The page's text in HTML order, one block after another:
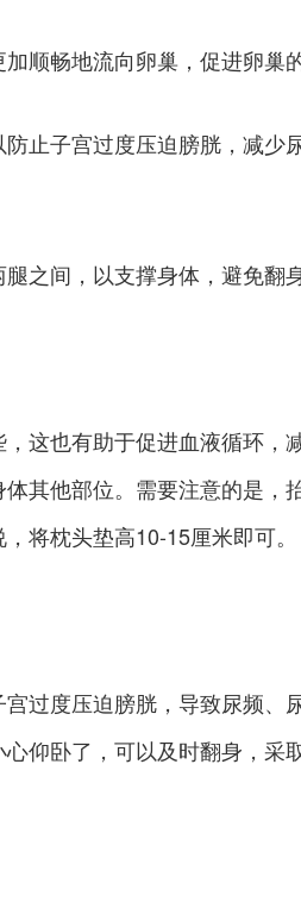
顺畅地流向卵巢，促进卵巢的
止子宫过度压迫膀胱，减少
之间，以支撑身体，避免翻
这也有助于促进血液循环，
其他部位。需要注意的是，
将枕头垫高10-15厘米即可。
过度压迫膀胱，导致尿频、
仰卧了，可以及时翻身，采